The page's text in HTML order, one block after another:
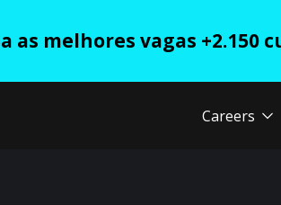
as melhores vagas +2.150
Careers